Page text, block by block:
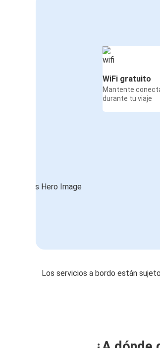
WiFi gratuito
Mantente
durante tu viaje
Los servicios a bordo están